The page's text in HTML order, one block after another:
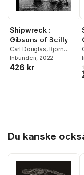
Shipwreck :
Gibsons of Scilly
Carl Douglas, Björn
Hagberg
Inbunden, 2022
426 kr
Du kanske